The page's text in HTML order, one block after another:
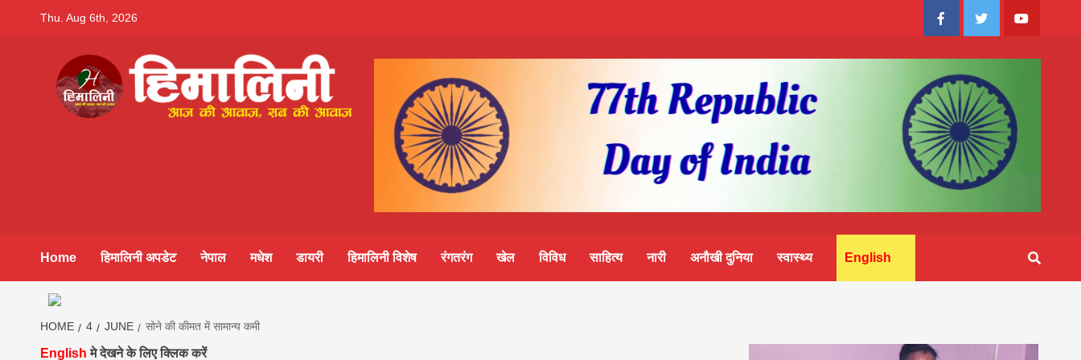
Thu. Aug 6th, 2026 FacebookTwitter Youtube
Himalini.com-
hindi magazine
||madhesh
khabar:Himalini
Home हिमालिनी अपडेट नेपाल मधेश डायरी हिमालिनी विशेष रंगतरंग खेल विविध साहित्य नारी अनौखी दुनिया स्वास्थ्य English
HOME 4 JUNE सोने की कीमत में सामान्य कमी
English मे देखने के लिए क्लिक करें